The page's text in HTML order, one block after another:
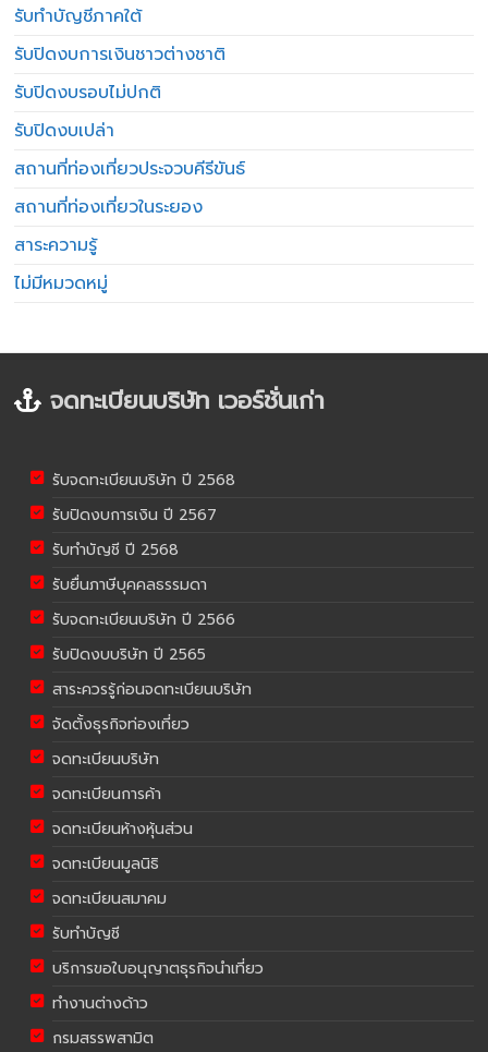
รับทำบัญชีภาคใต้
รับปิดงบการเงินชาวต่างชาติ
รับปิดงบรอบไม่ปกติ
รับปิดงบเปล่า
สถานที่ท่องเที่ยวประจวบคีรีขันธ์
สถานที่ท่องเที่ยวในระยอง
สาระความรู้
ไม่มีหมวดหมู่
จดทะเบียนบริษัท เวอร์ชั่นเก่า
รับจดทะเบียนบริษัท ปี 2568
รับปิดงบการเงิน ปี 2567
รับทำบัญชี ปี 2568
รับยื่นภาษีบุคคลธรรมดา
รับจดทะเบียนบริษัท ปี 2566
รับปิดงบบริษัท ปี 2565
สาระควรรู้ก่อนจดทะเบียนบริษัท
จัดตั้งธุรกิจท่องเที่ยว
จดทะเบียนบริษัท
จดทะเบียนการค้า
จดทะเบียนห้างหุ้นส่วน
จดทะเบียนมูลนิธิ
จดทะเบียนสมาคม
รับทำบัญชี
บริการขอใบอนุญาตธุรกิจนำเที่ยว
ทำงานต่างด้าว
กรมสรรพสามิต